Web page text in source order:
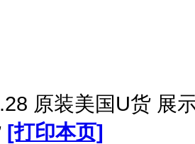
原装美国U货 展
[打印本页]